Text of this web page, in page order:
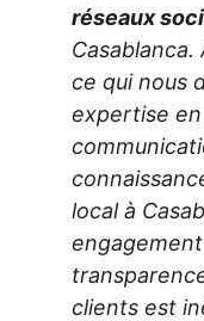
réseaux
Casablanca.
ce qui nous
expertise
local à
clients est